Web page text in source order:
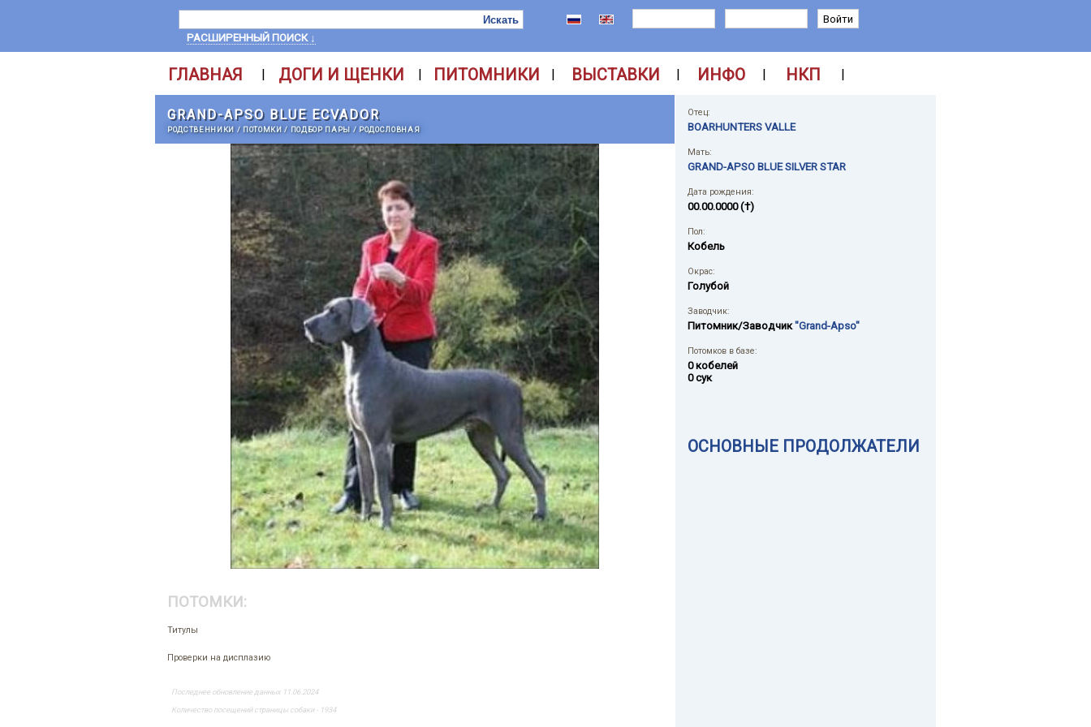
РАСШИРЕННЫЙ ПОИСК ↓
ГЛАВНАЯ | ДОГИ И ЩЕНКИ | ПИТОМНИКИ | ВЫСТАВКИ | ИНФО | НКП |
GRAND-APSO BLUE ECVADOR
РОДСТВЕННИКИ / ПОТОМКИ/ ПОДБОР ПАРЫ / РОДОСЛОВНАЯ
ПОТОМКИ:
Титулы
Проверки на дисплазию
Последнее обновление данных 11.06.2024
Количество посещений страницы собаки - 1934
Отец:
BOARHUNTERS VALLE
Мать:
GRAND-APSO BLUE SILVER STAR
Дата рождения:
00.00.0000 (†)
Пол:
Кобель
Окрас:
Голубой
Заводчик:
Питомник/Заводчик"Grand-Apso"
Потомков в базе:
0 кобелей
0 сук
ОСНОВНЫЕ ПРОДОЛЖАТЕЛИ